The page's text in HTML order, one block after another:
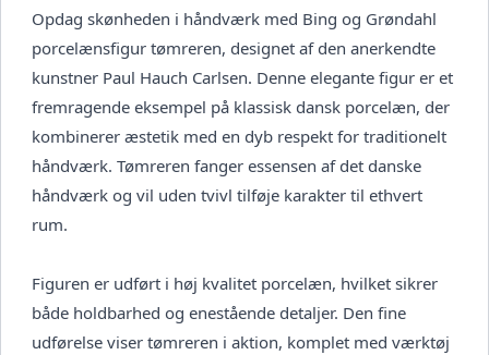
Opdag skønheden i håndværk med Bing og Grøndahl
porcelænsfigur tømreren, designet af den anerkendte
kunstner Paul Hauch Carlsen. Denne elegante figur er et
fremragende eksempel på klassisk dansk porcelæn, der
kombinerer æstetik med en dyb respekt for traditionelt
håndværk. Tømreren fanger essensen af det danske
håndværk og vil uden tvivl tilføje karakter til ethvert
rum.
Figuren er udført i høj kvalitet porcelæn, hvilket sikrer
både holdbarhed og enestående detaljer. Den fine
udførelse viser tømreren i aktion, komplet med værktøj